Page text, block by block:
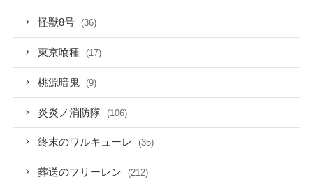
怪獣8号 (36)
東京喰種 (17)
桃源暗鬼 (9)
炎炎ノ消防隊 (106)
終末のワルキューレ (35)
葬送のフリーレン (212)